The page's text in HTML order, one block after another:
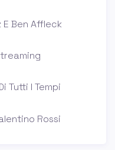
E Ben Affleck
Tutti I Tempi
Rossi